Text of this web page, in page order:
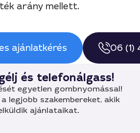
arány mellett.
ajánlatkérés 06 (1)
és telefonálgass!
egyetlen gombnyomással!
legjobb szakembereket, akik
ajánlataikat.